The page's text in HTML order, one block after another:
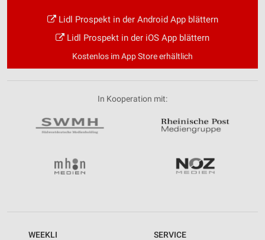
Lidl Prospekt in der Android App blättern
Lidl Prospekt in der iOS App blättern
Kostenlos im App Store erhältlich
In Kooperation mit:
WEEKLI SERVICE